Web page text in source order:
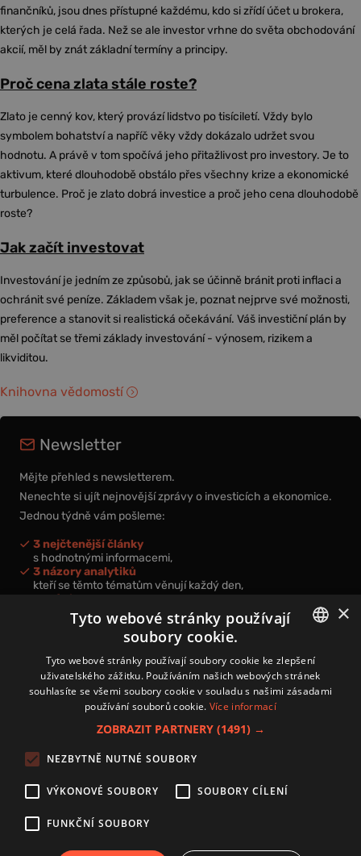
finančníků, jsou dnes přístupné každému, kdo si zřídí účet u brokera,
kterých je celá řada. Než se ale investor vrhne do světa obchodování
akcií, měl by znát základní termíny a principy.
Proč cena zlata stále roste?
Zlato je cenný kov, který provází lidstvo po tisíciletí. Vždy bylo
symbolem bohatství a napříč věky vždy dokázalo udržet svou
hodnotu. A právě v tom spočívá jeho přitažlivost pro investory. Je to
aktivum, které dlouhodobě obstálo přes všechny krize a ekonomické
turbulence. Proč je zlato dobrá investice a proč jeho cena dlouhodobě
roste?
Jak začít investovat
Investování je jedním ze způsobů, jak se účinně bránit proti inflaci a
ochránit své peníze. Základem však je, poznat nejprve své možnosti,
preference a stanovit si realistická očekávání. Váš investiční plán by
měl počítat se třemi základy investování - výnosem, rizikem a
likviditou.
Knihovna vědomostí
Newsletter
Mějte přehled s newsletterem.
Nenechte si ujít nejnovější zprávy o investicích a ekonomice.
Jednou týdně vám pošleme:
3 nejčtenější články
s hodnotnými informacemi,
3 názory analytiků
kteří se těmto tématům věnují každý den,
nová videa a podcasty
k prohloubení vašich znalostí.
Přihlášením k newsletteru vyjadřujete svůj souhlas spodmínkami
zpracování osobních údajů.
Zásady používání souborů cookies
Autoři
Nastavení cookies
CZECH
×
Tyto webové stránky používají
soubory cookie.
Tyto webové stránky používají soubory cookie ke zlepšení
uživatelského zážitku. Používáním našich webových stránek
souhlasíte se všemi soubory cookie v souladu s našimi zásadami
používání souborů cookie. Více informací
ZOBRAZIT PARTNERY (1491) →
NEZBYTNĚ NUTNÉ SOUBORY
VÝKONOVÉ SOUBORY SOUBORY CÍLENÍ
FUNKČNÍ SOUBORY